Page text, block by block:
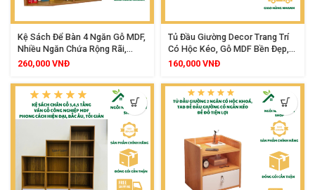
Kệ Sách Để Bàn 4 Ngăn Gỗ MDF,
Nhiều Ngăn Chứa Rộng Rãi,
Phân Loại Sách Vở Giấy Tờ Gọn
260,000 VNĐ
Tủ Đầu Giường Decor Trang Trí
Có Hộc Kéo, Gỗ MDF Bền Đẹp,
Nhỏ Gọn Tiện Lợi, Phù Hợp
160,000 VNĐ